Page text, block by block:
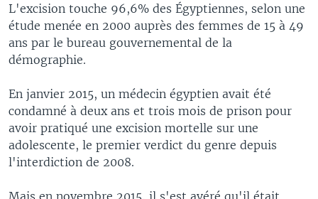
L'excision touche 96,6% des Égyptiennes, selon une
étude menée en 2000 auprès des femmes de 15 à 49
ans par le bureau gouvernemental de la
démographie.
En janvier 2015, un médecin égyptien avait été
condamné à deux ans et trois mois de prison pour
avoir pratiqué une excision mortelle sur une
adolescente, le premier verdict du genre depuis
l'interdiction de 2008.
Mais en novembre 2015, il s'est avéré qu'il était